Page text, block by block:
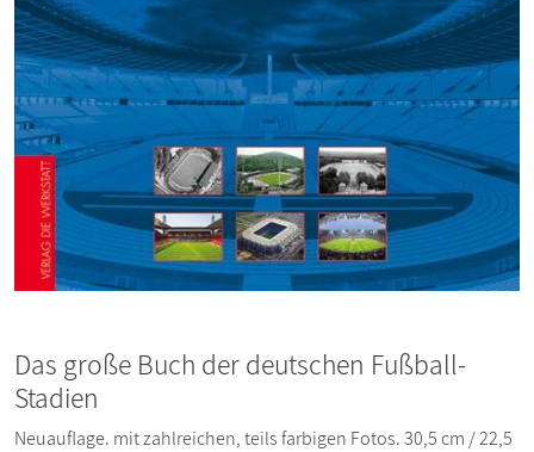
Das große Buch der deutschen Fußball-
Stadien
Neuauflage. mit zahlreichen, teils farbigen Fotos. 30,5 cm / 22,5